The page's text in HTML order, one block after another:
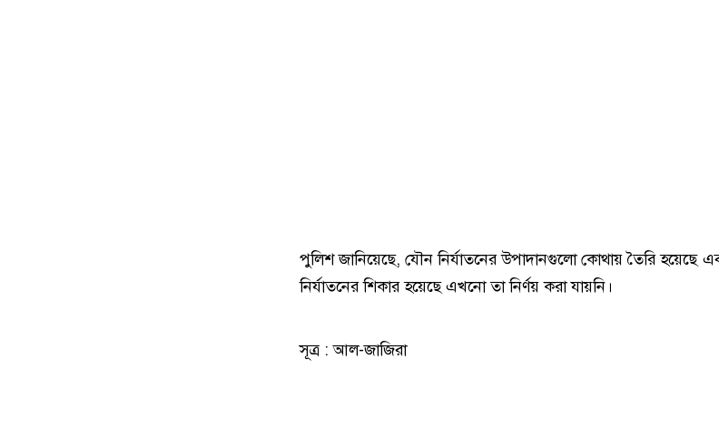
পুলিশ জানিয়েছে, যৌন নির্যাতনের উপাদানগুলো কোথায় তৈরি
নির্যাতনের শিকার হয়েছে এখনো তা নির্ণয় করা যায়নি।
সূত্র : আল-জাজিরা